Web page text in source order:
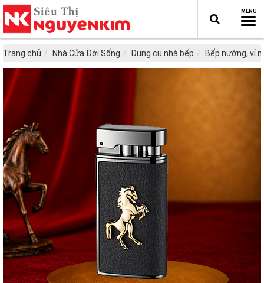
Trang chủ Nhà Cửa Đời Sống Dụng cụ nhà bếp Bếp nướng, vỉ